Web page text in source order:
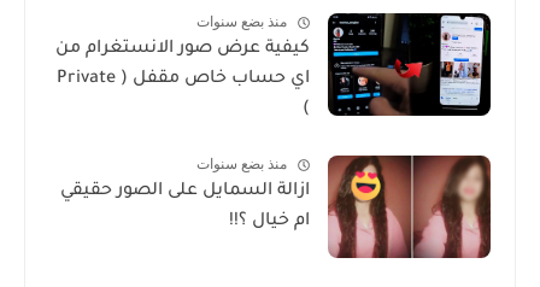
منذ بضع سنوات
كيفية عرض صور الانستغرام من
اي حساب خاص مقفل ( Private
)
منذ بضع سنوات
ازالة السمايل على الصور حقيقي
ام خيال ؟!!